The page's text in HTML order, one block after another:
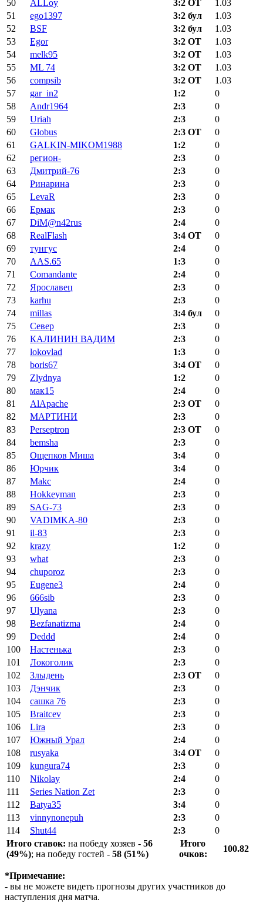
50 ALLoy 3:2 ОТ
1.03
51
ego1397 3:2 бул
1.03
52
BSF 3:2 бул
1.03
53
Egor 3:2 ОТ
1.03
54
melk95 3:2 ОТ
1.03
55
ML 74 3:2 ОТ
1.03
56
compsib 3:2 ОТ
1.03
57
gar_in2 1:2
0
58
Andr1964 2:3
0
59
Uriah 2:3
0
60
Globus 2:3 ОТ
0
61
GALKIN-MIKOM1988 1:2
0
62
регион- 2:3
0
63
Дмитрий-76 2:3
0
64
Ринарина 2:3
0
65
LevaR 2:3
0
66
Ермак 2:3
0
67
DiM@n42rus 2:4
0
68
RealFlash 3:4 ОТ
0
69
тунгус 2:4
0
70
AAS.65 1:3
0
71
Comandante 2:4
0
72
Ярославец 2:3
0
73
karhu 2:3
0
74
millas 3:4 бул
0
75
Север 2:3
0
76
КАЛИНИН ВАДИМ 2:3
0
77
lokovlad 1:3
0
78
boris67 3:4 ОТ
0
79
Zlydnya 1:2
0
80
мак15 2:4
0
81
AlApache 2:3 ОТ
0
82
МАРТИНИ 2:3
0
83
Perseptron 2:3 ОТ
0
84
bemsha 2:3
0
85
Ощепков Миша 3:4
0
86
Юрчик 3:4
0
87
Makc 2:4
0
88
Hokkeyman 2:3
0
89
SAG-73 2:3
0
90
VADIMKA-80 2:3
0
91
il-83 2:3
0
92
krazy 1:2
0
93
what 2:3
0
94
chuporoz 2:3
0
95
Eugene3 2:4
0
96
666sib 2:3
0
97
Ulyana 2:3
0
98
Bezfanatizma 2:4
0
99
Deddd 2:4
0
100
Настенька 2:3
0
101
Локоголик 2:3
0
102
Злыдень 2:3 ОТ
0
103
Дэнчик 2:3
0
104
сашка 76 2:3
0
105
Braitcev 2:3
0
106
Lira 2:3
0
107
Южный Урал 2:4
0
108
rusyaka 3:4 ОТ
0
109
kungura74 2:3
0
110
Nikolay 2:4
0
111
Series Nation Zet 2:3
0
112
Batya35 3:4
0
113
vinnynonepuh 2:3
0
114
Shut44 2:3
0
Итого ставок: на победу хозяев - 56
(49%); на победу гостей - 58 (51%)
Итого
очков:
100.82
*Примечание:
- вы не можете видеть прогнозы других участников до
наступления дня матча.